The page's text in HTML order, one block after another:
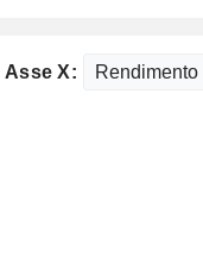
Asse X: